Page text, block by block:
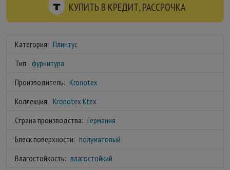
КУПИТЬ В КРЕДИТ, РАССРОЧКА
Категория: Плинтус
Тип: фурнитура
Производитель: Kronotex
Коллекция: Kronotex Ktex
Страна производства: Германия
Блеск поверхности: полуматовый
Влагостойкость: влагостойкий